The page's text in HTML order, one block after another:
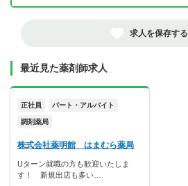
求人を保存する
最近見た薬剤師求人
正社員 パート・アルバイト
調剤薬局
株式会社薬明館 はまむら薬局
Uターン就職の方も歓迎いたしま
す！ 新規出店も多い…